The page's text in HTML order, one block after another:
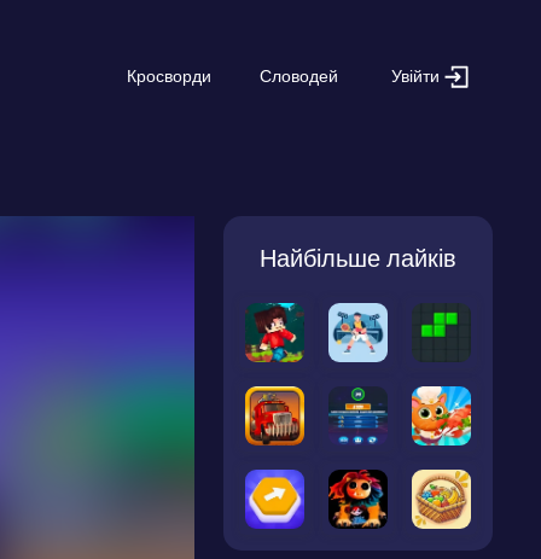
Кросворди Словодей Увійти
Найбільше лайків